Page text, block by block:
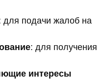
для подачи жалоб на
: для получения
интересы